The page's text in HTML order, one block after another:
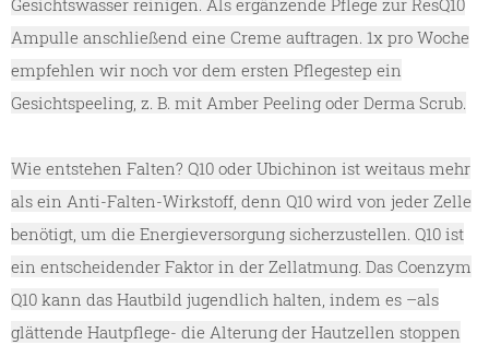
Gesichtswasser reinigen. Als ergänzende Pflege zur ResQ10
Ampulle anschließend eine Creme auftragen. 1x pro Woche
empfehlen wir noch vor dem ersten Pflegestep ein
Gesichtspeeling, z. B. mit Amber Peeling oder Derma Scrub.
Wie entstehen Falten? Q10 oder Ubichinon ist weitaus mehr
als ein Anti-Falten-Wirkstoff, denn Q10 wird von jeder Zelle
benötigt, um die Energieversorgung sicherzustellen. Q10 ist
ein entscheidender Faktor in der Zellatmung. Das Coenzym
Q10 kann das Hautbild jugendlich halten, indem es –als
glättende Hautpflege- die Alterung der Hautzellen stoppen